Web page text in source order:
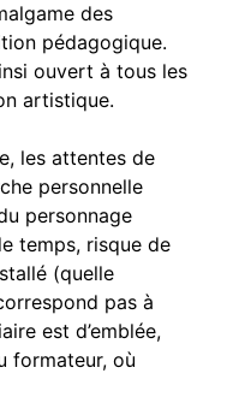
des
pédagogique.
ouvert à tous les
artistique.
les attentes de
personnelle
personnage
temps, risque de
(quelle
pas à
est d’emblée,
formateur, où